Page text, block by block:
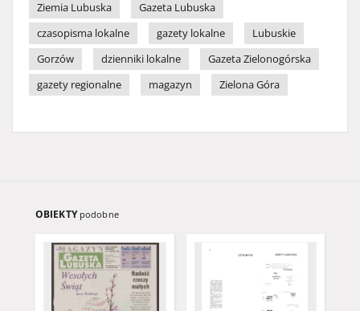
Ziemia Lubuska
Gazeta Lubuska
czasopisma lokalne
gazety lokalne
Lubuskie
Gorzów
dzienniki lokalne
Gazeta Zielonogórska
gazety regionalne
magazyn Zielona Góra
OBIEKTY podobne